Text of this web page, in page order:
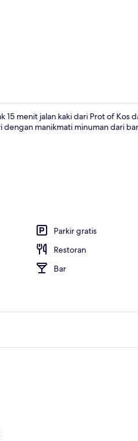
menit jalan kaki dari Prot of Kos
manikmati minuman dari
Parkir gratis
Restoran
Bar